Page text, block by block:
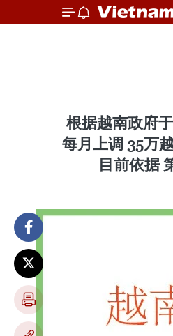
根据越南政府
每月上调 35万
目前依据